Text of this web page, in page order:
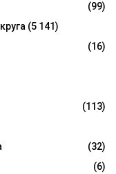
(99)
(5 141)
(16)
(113)
(32)
(6)